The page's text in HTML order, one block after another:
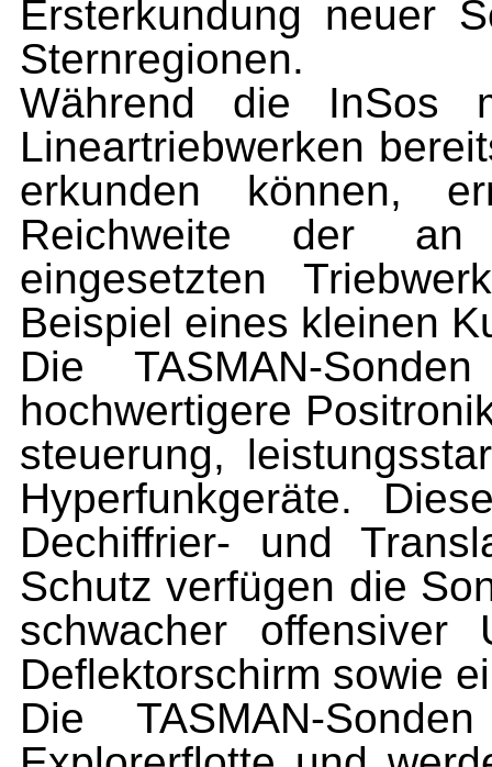
Ersterkundung neuer
Sternregionen.
Während die InSos
Lineartriebwerken
erkunden können,
Reichweite der an
eingesetzten
Beispiel eines kleinen
Die TASMAN-
hochwertigere
steuerung,
Hyperfunkgeräte.
Dechiffrier- und
Schutz verfügen die
schwacher offensiver
Deflektorschirm sowie
Die TASMAN-